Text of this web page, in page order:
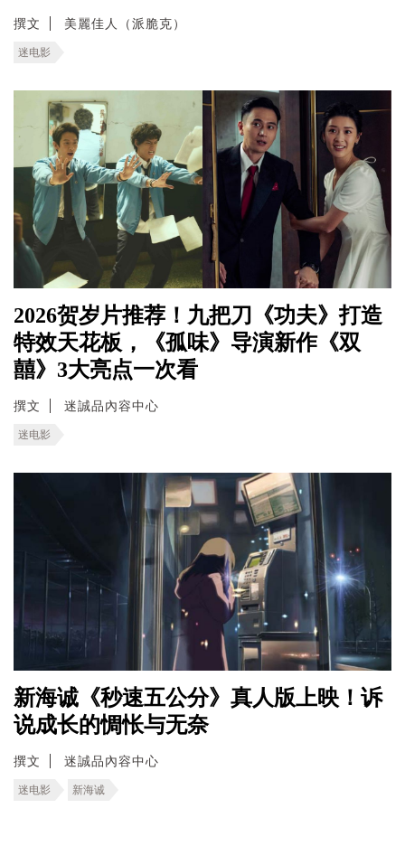
撰文 美麗佳人（派脆克）
迷电影
2026贺岁片推荐！九把刀《功夫》打造
特效天花板，《孤味》导演新作《双
囍》3大亮点一次看
撰文 迷誠品內容中心
迷电影
新海诚《秒速五公分》真人版上映！诉
说成长的惆怅与无奈
撰文 迷誠品內容中心
迷电影 新海诚